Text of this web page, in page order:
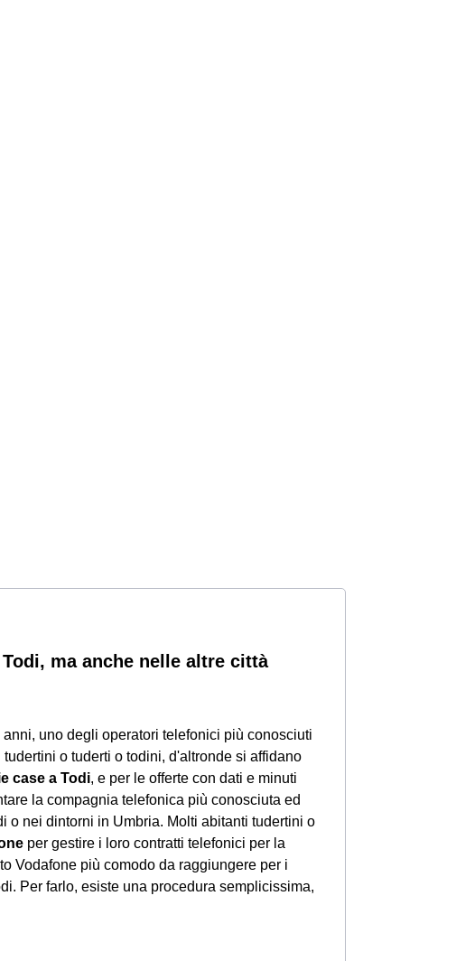
ma anche nelle altre città
uno degli operatori telefonici più conosciuti
o tuderti o todini, d'altronde si affidano
case a Todi, e per le offerte con dati e minuti
la compagnia telefonica più conosciuta ed
o nei dintorni in Umbria. Molti abitanti tudertini o
per gestire i loro contratti telefonici per la
Vodafone più comodo da raggiungere per i
Per farlo, esiste una procedura semplicissima,